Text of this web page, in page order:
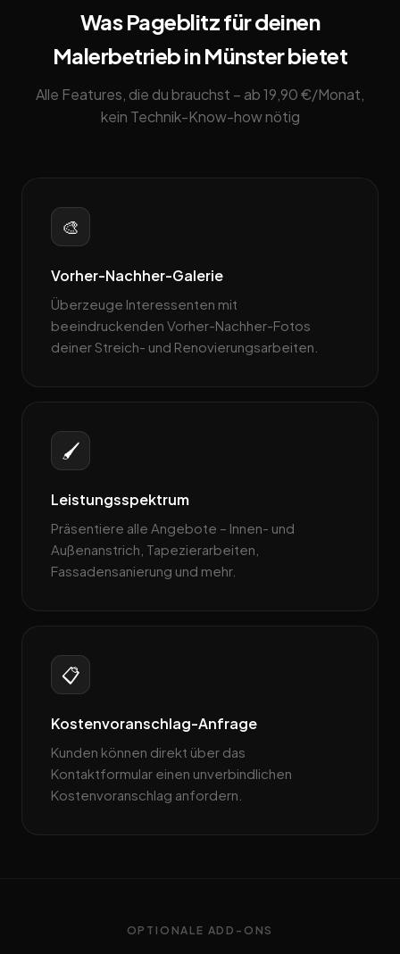
Was Pageblitz für deinen
Malerbetrieb in Münster bietet
Alle Features, die du brauchst – ab 19,90 €/Monat,
kein Technik-Know-how nötig
🎨
Vorher-Nachher-Galerie
Überzeuge Interessenten mit
beeindruckenden Vorher-Nachher-Fotos
deiner Streich- und Renovierungsarbeiten.
🖌️
Leistungsspektrum
Präsentiere alle Angebote – Innen- und
Außenanstrich, Tapezierarbeiten,
Fassadensanierung und mehr.
📋
Kostenvoranschlag-Anfrage
Kunden können direkt über das
Kontaktformular einen unverbindlichen
Kostenvoranschlag anfordern.
OPTIONALE ADD-ONS